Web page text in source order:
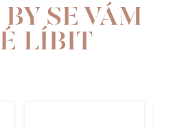
SE VÁM
LÍBIT